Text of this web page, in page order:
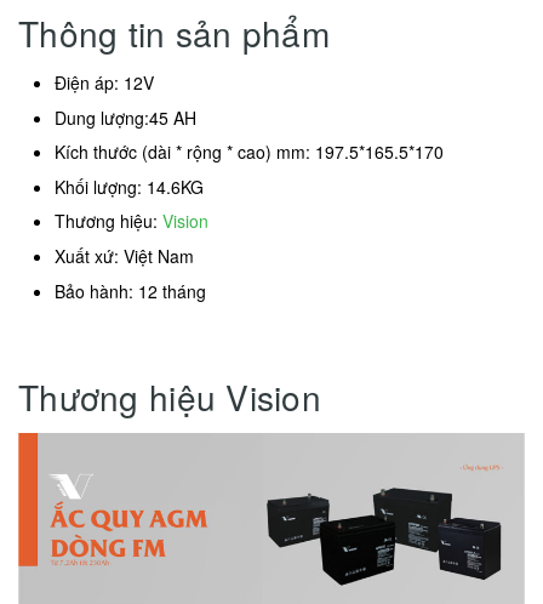
Thông tin sản phẩm
Điện áp: 12V
Dung lượng:45 AH
Kích thước (dài * rộng * cao) mm: 197.5*165.5*170
Khối lượng: 14.6KG
Thương hiệu: Vision
Xuất xứ: Việt Nam
Bảo hành: 12 tháng
Thương hiệu Vision